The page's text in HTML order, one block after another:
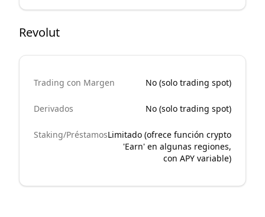
Revolut
Trading con Margen No (solo trading spot)
Derivados No (solo trading spot)
Staking/PréstamosLimitado (ofrece función crypto
'Earn' en algunas regiones,
con APY variable)